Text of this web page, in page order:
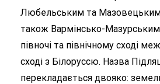
Любельським та
також Вармінсько-Мазурським
півночі та північному сході
сході з Білоруссю. Назва
перекладається двояко: